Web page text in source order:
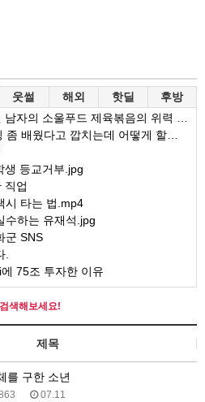
웃썰 해외 핫딜 후방
자의 소울푸드 제육볶음의 위력 ㅋㅋ
배웠다고 깝치는데 어떻게 할까요?
생 등교거부.jpg
직업
시 타는 법.mp4
수하는 유재석.jpg
군 SNS
.
75조 투자한 이유
색해보세요!
제목
를 구한 소년
07.11